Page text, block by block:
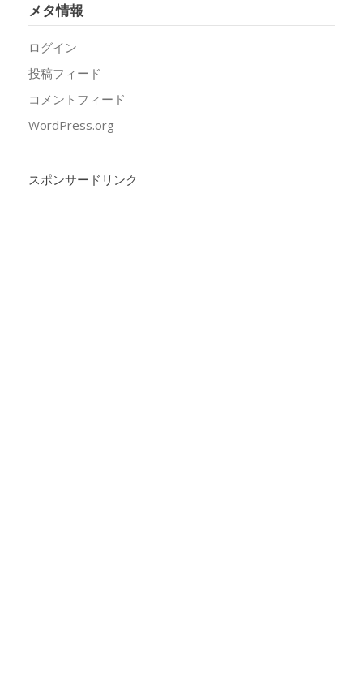
メタ情報
ログイン
投稿フィード
コメントフィード
WordPress.org
スポンサードリンク